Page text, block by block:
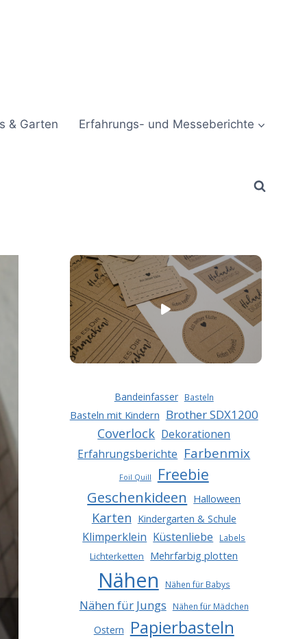
& Garten Erfahrungs- und Messeberichte
Bandeinfasser Basteln
Basteln mit Kindern Brother SDX1200
Coverlock Dekorationen
Erfahrungsberichte Farbenmix
Foil Quill Freebie
Geschenkideen Halloween
Karten Kindergarten & Schule
Klimperklein Küstenliebe Labels
Lichterketten Mehrfarbig plotten
Nähen Nähen für Babys
Nähen für Jungs Nähen für Mädchen
Ostern Papierbasteln